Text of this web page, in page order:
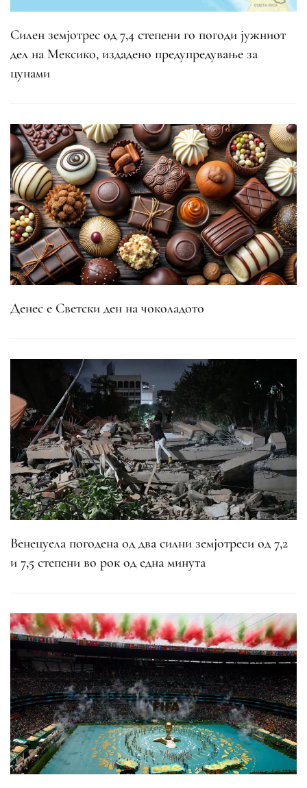
Силен земјотрес од 7,4 степени го погоди јужниот
дел на Мексико, издадено предупредување за
цунами
Денес е Светски ден на чоколадото
Венецуела погодена од два силни земјотреси од 7,2
и 7,5 степени во рок од една минута